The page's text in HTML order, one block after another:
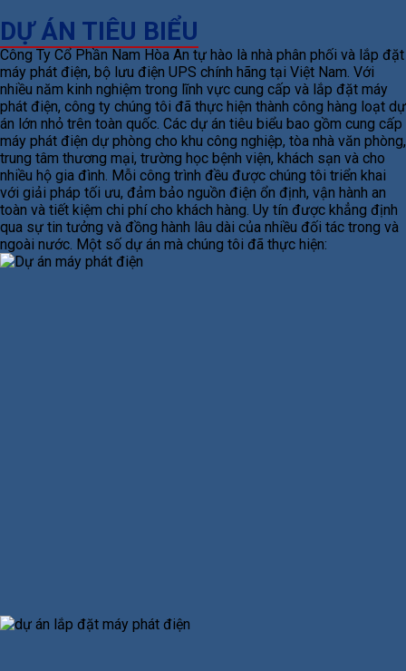
DỰ ÁN TIÊU BIỂU
Công Ty Cổ Phần Nam Hòa An tự hào là nhà phân phối và lắp đặt
máy phát điện, bộ lưu điện UPS chính hãng tại Việt Nam. Với
nhiều năm kinh nghiệm trong lĩnh vực cung cấp và lắp đặt máy
phát điện, công ty chúng tôi đã thực hiện thành công hàng loạt dự
án lớn nhỏ trên toàn quốc. Các dự án tiêu biểu bao gồm cung cấp
máy phát điện dự phòng cho khu công nghiệp, tòa nhà văn phòng,
trung tâm thương mại, trường học bệnh viện, khách sạn và cho
nhiều hộ gia đình. Mỗi công trình đều được chúng tôi triển khai
với giải pháp tối ưu, đảm bảo nguồn điện ổn định, vận hành an
toàn và tiết kiệm chi phí cho khách hàng. Uy tín được khẳng định
qua sự tin tưởng và đồng hành lâu dài của nhiều đối tác trong và
ngoài nước. Một số dự án mà chúng tôi đã thực hiện: